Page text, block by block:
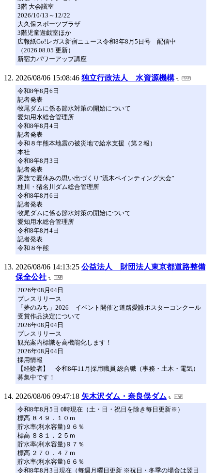
3階 大会議室
2026/10/13～12/22
大久保スポーツプラザ
3階児童遊戯室ほか
広報紙Go!レガス新宿ニュース令和8年8月5日号 配信中
（2026.08.05 更新）
新宿力パワーアップ講座
2026/08/06 15:08:46 独立行政法人 水資源機構
令和8年8月6日
記者発表
牧尾ダムに係る節水対策の開始について
愛知用水総合管理所
令和8年8月4日
記者発表
令和８年熊本地震の被災地で給水支援（第２報）
本社
令和8年8月3日
記者発表
家族で夏休みの思い出づくり”流木ペインティング大会”
桂川・猪名川ダム総合管理所
令和8年8月6日
記者発表
牧尾ダムに係る節水対策の開始について
愛知用水総合管理所
令和8年8月4日
記者発表
令和８年熊
2026/08/06 14:13:25 公益法人 財団法人東京都道路整備
保全公社
2026年08月04日
プレスリリース
「夢のみち」2026 イベント開催と道路愛護ポスターコンクール
受賞作品決定について
2026年08月04日
プレスリリース
観光案内標識を高機能化します！
2026年08月04日
採用情報
【経験者】 令和8年11月採用職員 総合職（事務・土木・電気）
募集中です！
2026/08/06 09:47:18 矢木沢ダム・奈良俣ダム
令和8年8月5日 0時現在（土・日・祝日を除き毎日更新※）
標高 ８４９．１０ｍ
貯水率(利水容量)９６％
標高 ８８１．２５ｍ
貯水率(利水容量)９７％
標高 ２７０．４７ｍ
貯水率(利水容量)６６％
令和8年8月3日現在（毎週月曜日更新 ※祝日・冬季の場合は翌日